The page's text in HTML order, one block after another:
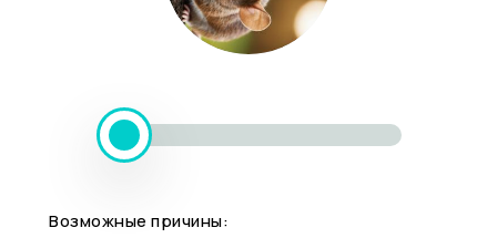
Возможные причины: